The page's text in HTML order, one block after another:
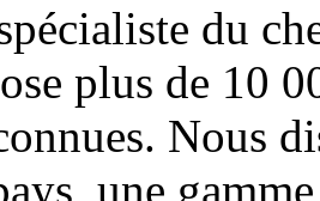
du
plus de 10
Nous
une